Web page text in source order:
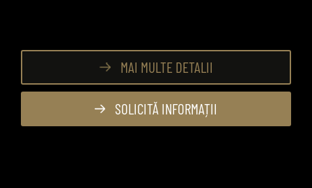
MAI MULTE DETALII
SOLICITĂ INFORMAȚII